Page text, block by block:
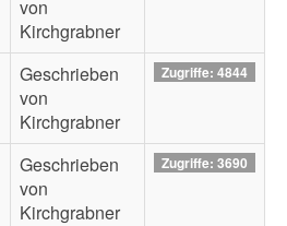
von
Kirchgrabner
Geschrieben
von
Kirchgrabner
Zugriffe: 4844
Geschrieben
von
Kirchgrabner
Zugriffe: 3690